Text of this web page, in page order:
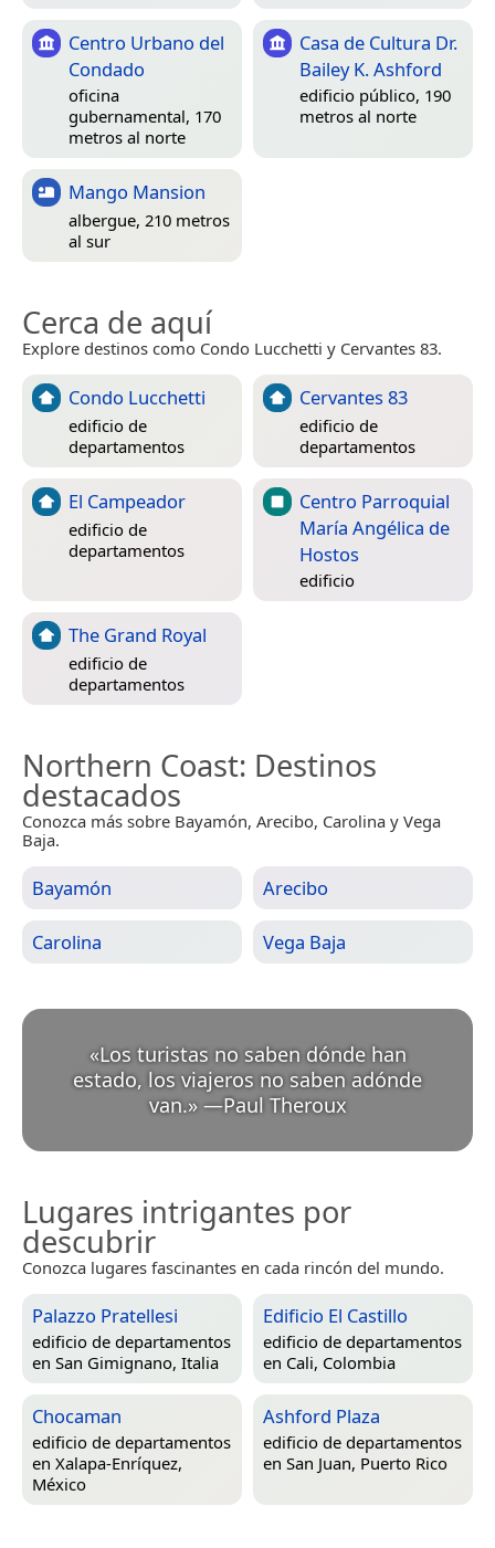
Centro Urbano del
Condado
oficina
gubernamental, 170
metros al norte
Casa de Cultura Dr.
Bailey K. Ashford
edificio público, 190
metros al norte
Mango Mansion
albergue, 210 metros
al sur
Cerca de aquí
Explore destinos como Condo Lucchetti y Cervantes 83.
Condo Lucchetti
edificio de
departamentos
Cervantes 83
edificio de
departamentos
El Campeador
edificio de
departamentos
Centro Parroquial
María Angélica de
Hostos
edificio
The Grand Royal
edificio de
departamentos
Northern Coast: Destinos
destacados
Conozca más sobre Bayamón, Arecibo, Carolina y Vega
Baja.
Bayamón Arecibo
Carolina Vega Baja
«Los turistas no saben dónde han
estado, los viajeros no saben adónde
van.» —Paul Theroux
Lugares intrigantes por
descubrir
Conozca lugares fascinantes en cada rincón del mundo.
Palazzo Pratellesi
edificio de departamentos
en San Gimignano, Italia
Edificio El Castillo
edificio de departamentos
en Cali, Colombia
Chocaman
edificio de departamentos
en Xalapa-Enríquez,
México
Ashford Plaza
edificio de departamentos
en San Juan, Puerto Rico